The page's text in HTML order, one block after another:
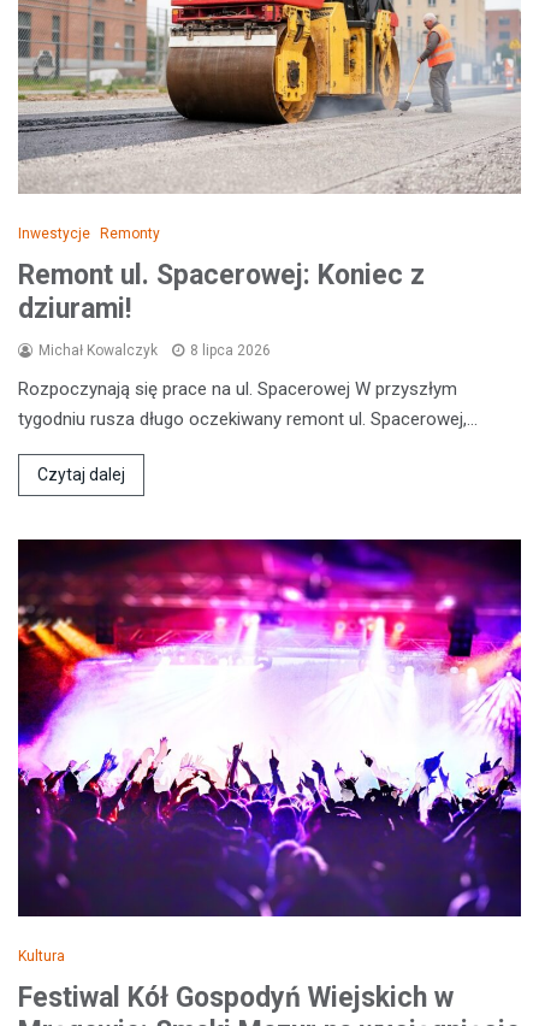
Inwestycje Remonty
Remont ul. Spacerowej: Koniec z
dziurami!
Michał Kowalczyk 8 lipca 2026
Rozpoczynają się prace na ul. Spacerowej W przyszłym
tygodniu rusza długo oczekiwany remont ul. Spacerowej,…
Czytaj dalej
Kultura
Festiwal Kół Gospodyń Wiejskich w